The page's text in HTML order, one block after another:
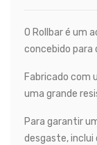
O Rollbar é um
concebido para
Fabricado com
uma grande
Para garantir
desgaste,